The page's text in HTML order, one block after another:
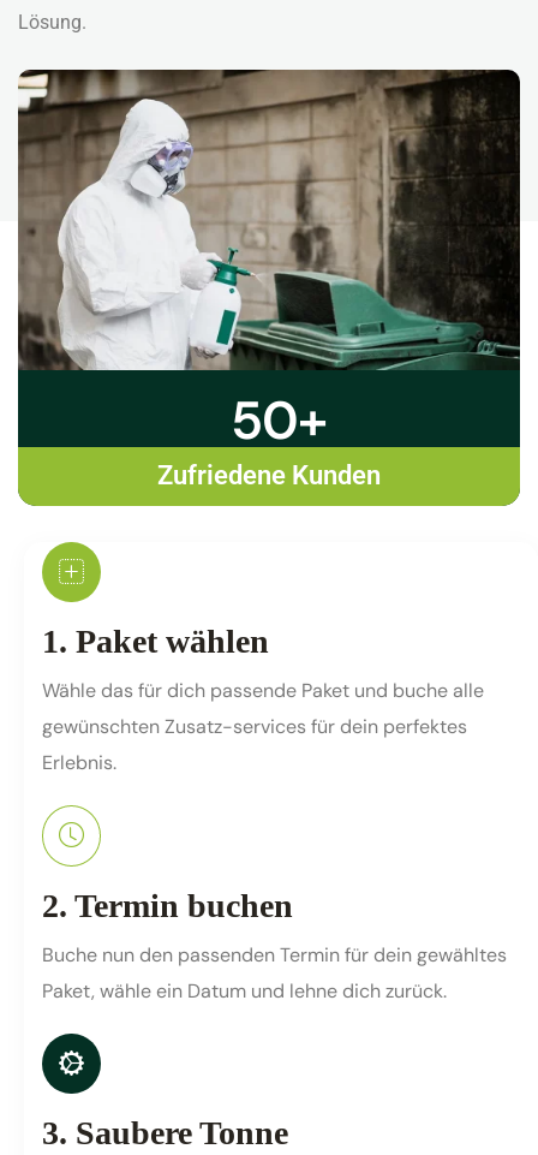
Lösung.
50+
Zufriedene Kunden
1. Paket wählen
Wähle das für dich passende Paket und buche alle
gewünschten Zusatz-services für dein perfektes
Erlebnis.
2. Termin buchen
Buche nun den passenden Termin für dein gewähltes
Paket, wähle ein Datum und lehne dich zurück.
3. Saubere Tonne